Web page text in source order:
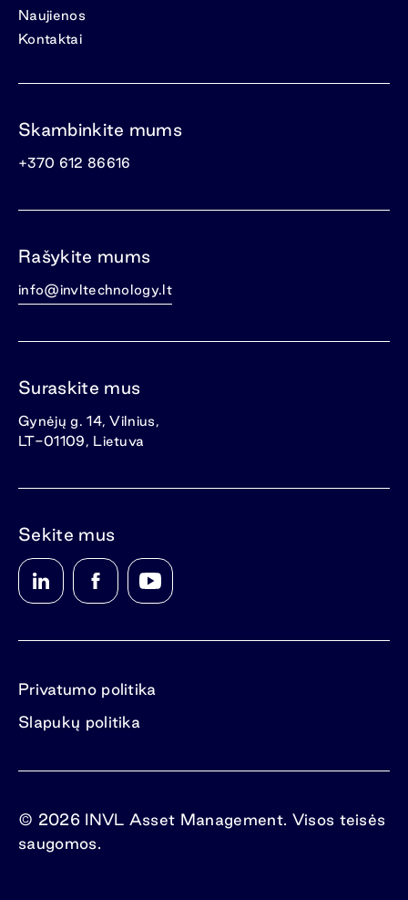
Naujienos
Kontaktai
Skambinkite mums
+370 612 86616
Rašykite mums
info@invltechnology.lt
Suraskite mus
Gynėjų g. 14, Vilnius,
LT-01109, Lietuva
Sekite mus
© 2026 INVL Asset Management. Visos teisės
saugomos.
Privatumo politika
Slapukų politika